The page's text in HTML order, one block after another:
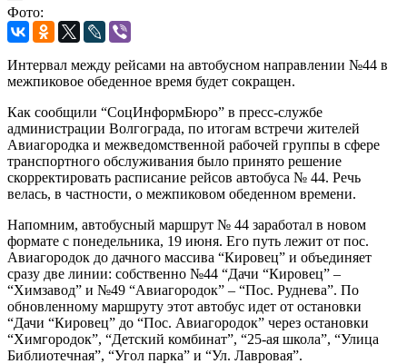
Фото:
Интервал между рейсами на автобусном направлении №44 в
межпиковое обеденное время будет сокращен.
Как сообщили “СоцИнформБюро” в пресс-службе
администрации Волгограда, по итогам встречи жителей
Авиагородка и межведомственной рабочей группы в сфере
транспортного обслуживания было принято решение
скорректировать расписание рейсов автобуса № 44. Речь
велась, в частности, о межпиковом обеденном времени.
​Напомним, автобусный маршрут № 44 заработал в новом
формате с понедельника, 19 июня. Его путь лежит от пос.
Авиагородок до дачного массива “Кировец” и объединяет
сразу две линии: собственно №44 “Дачи “Кировец” –
“Химзавод” и №49 “Авиагородок” – “Пос. Руднева”. По
обновленному маршруту этот автобус идет от остановки
“Дачи “Кировец” до “Пос. Авиагородок” через остановки
“Химгородок”, “Детский комбинат”, “25-ая школа”, “Улица
Библиотечная”, “Угол парка” и “Ул. Лавровая”.